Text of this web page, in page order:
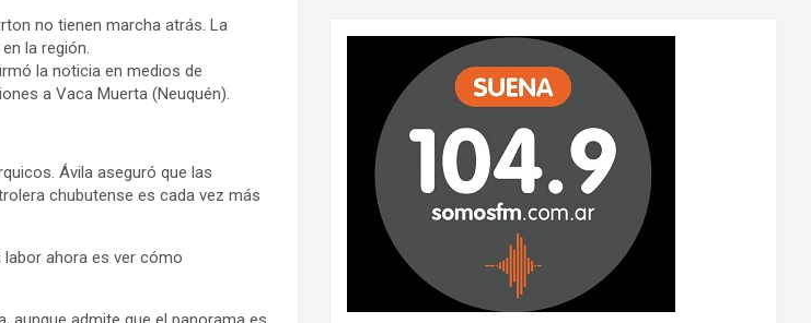
no tienen marcha atrás. La
la región.
la noticia en medios de
a Vaca Muerta (Neuquén).
Ávila aseguró que las
chubutense es cada vez más
labor ahora es ver cómo